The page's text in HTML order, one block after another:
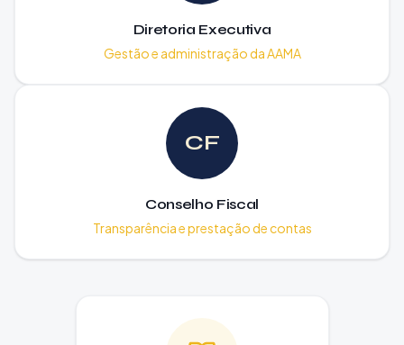
Diretoria Executiva
Gestão e administração da AAMA
CF
Conselho Fiscal
Transparência e prestação de contas